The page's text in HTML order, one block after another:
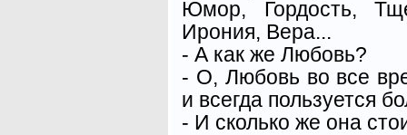
Юмор, Гордость,
Ирония, Вера...
- А как же Любовь?
- О, Любовь во все
и всегда пользуется
- И сколько же она